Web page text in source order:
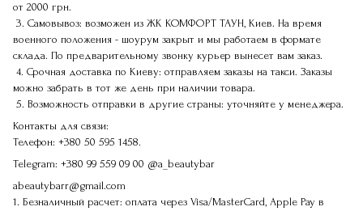
от 2000 грн.
3. Самовывоз: возможен из ЖК КОМФОРТ ТАУН, Киев. На время
военного положения - шоурум закрыт и мы работаем в формате
склада. По предварительному звонку курьер вынесет вам заказ.
4. Срочная доставка по Киеву: отправляем заказы на такси. Заказы
можно забрать в тот же день при наличии товара.
5. Возможность отправки в другие страны: уточняйте у менеджера.
Контакты для связи:
Телефон: +380 50 595 1458.
Telegram: +380 99 559 09 00 @a_beautybar
abeautybarr@gmail.com
1. Безналичный расчет: оплата через Visa/MasterCard, Apple Pay в